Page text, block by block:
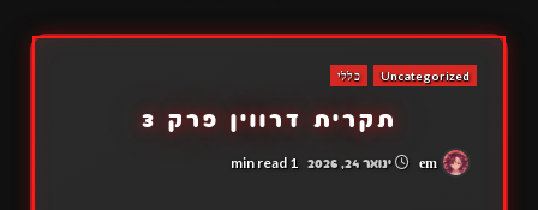
Uncategorized כללי
תקרית דרווין פרק 3
ינואר 24, 2026 1 min read